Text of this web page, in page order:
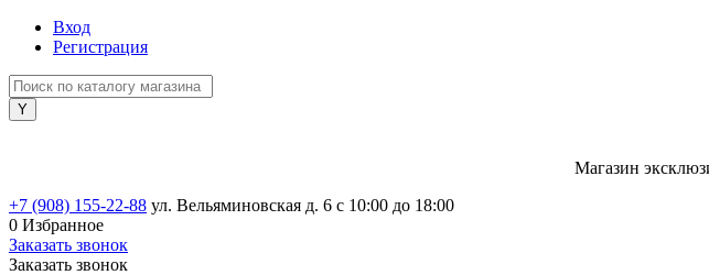
Вход
Регистрация
Магазин
+7 (908) 155-22-88 ул. Вельяминовская д. 6 с 10:00 до 18:00
0 Избранное
Заказать звонок
Заказать звонок